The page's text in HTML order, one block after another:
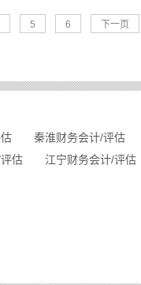
5 6 下一页
秦淮财务会计/评估
估 江宁财务会计/评估